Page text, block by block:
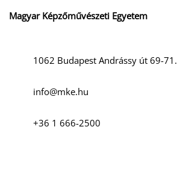
Magyar Képzőművészeti Egyetem
1062 Budapest Andrássy út 69-71.
info@mke.hu
+36 1 666-2500